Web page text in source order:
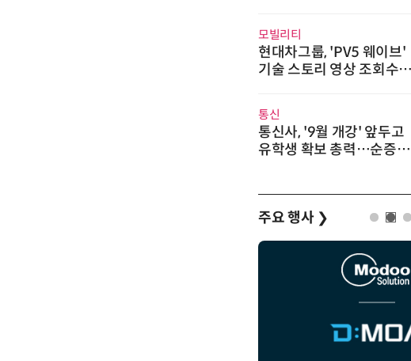
모빌리티
현대차그룹, 'PV5 웨이브'
기술 스토리 영상 조회수 1
통신
통신사, '9월 개강' 앞두고
유학생 확보 총력…순증 경
주요 행사 ❯